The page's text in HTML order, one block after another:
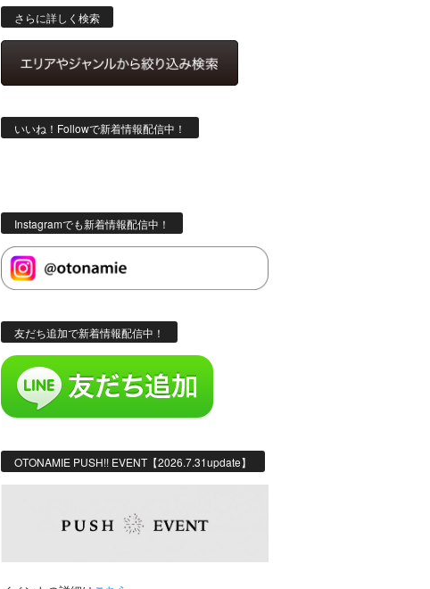
索
さらに詳しく検索
いいね！Followで新着情報配信中！
Instagramでも新着情報配信中！
友だち追加で新着情報配信中！
OTONAMIE PUSH!! EVENT【2026.7.31update】